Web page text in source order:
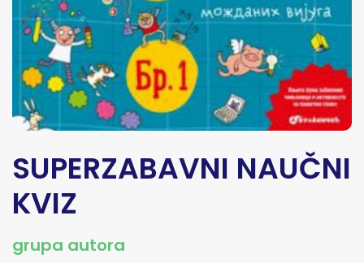
SUPERZABAVNI NAUČNI
KVIZ
grupa autora